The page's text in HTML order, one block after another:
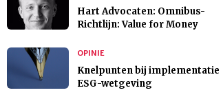
Hart Advocaten: Omnibus-
Richtlijn: Value for Money
OPINIE
Knelpunten bij implementatie
ESG-wetgeving